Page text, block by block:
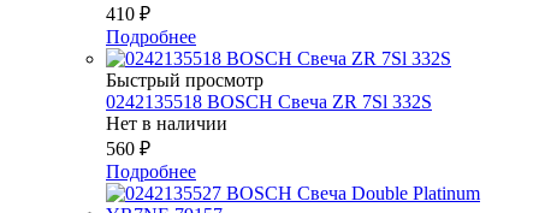
410 ₽
Подробнее
Быстрый просмотр
0242135518 BOSCH Свеча ZR 7Sl 332S
Нет в наличии
560 ₽
Подробнее